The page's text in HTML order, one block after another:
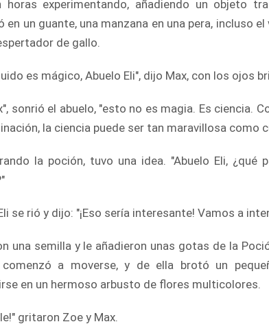
horas experimentando, añadiendo un objeto
en un guante, una manzana en una pera, incluso
de gallo.
es mágico, Abuelo Eli", dijo Max, con los ojos
sonrió el abuelo, "esto no es magia. Es ciencia.
la ciencia puede ser tan maravillosa como
la poción, tuvo una idea. "Abuelo Eli, ¿qué
se rió y dijo: "¡Eso sería interesante! Vamos a
una semilla y le añadieron unas gotas de la
comenzó a moverse, y de ella brotó un
en un hermoso arbusto de flores multicolores.
gritaron Zoe y Max.